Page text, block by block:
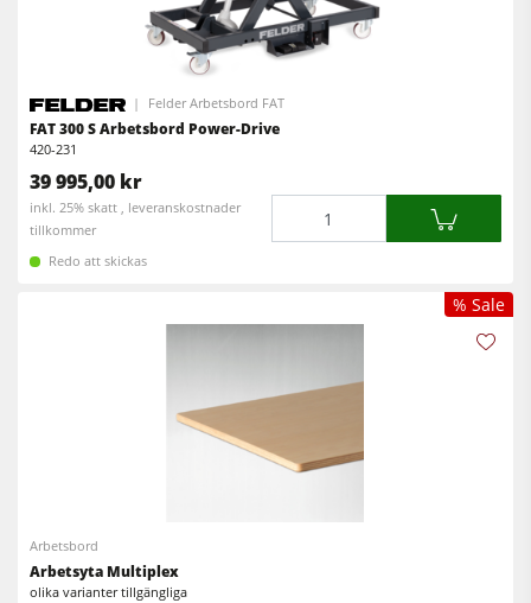
Felder Arbetsbord FAT
FAT 300 S Arbetsbord Power-Drive
420-231
39 995,00 kr
inkl. 25% skatt , leveranskostnader
tillkommer
Redo att skickas
% Sale
Arbetsbord
Arbetsyta Multiplex
olika varianter tillgängliga